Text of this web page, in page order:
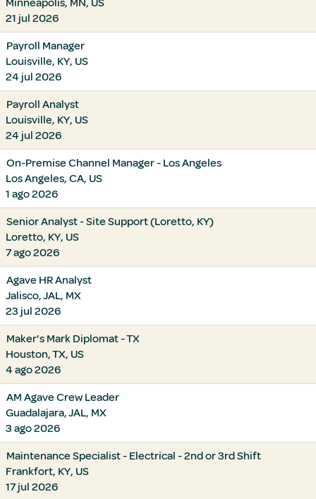
Minneapolis, MN, US
21 jul 2026
Payroll Manager
Louisville, KY, US
24 jul 2026
Payroll Analyst
Louisville, KY, US
24 jul 2026
On-Premise Channel Manager - Los Angeles
Los Angeles, CA, US
1 ago 2026
Senior Analyst - Site Support (Loretto, KY)
Loretto, KY, US
7 ago 2026
Agave HR Analyst
Jalisco, JAL, MX
23 jul 2026
Maker's Mark Diplomat - TX
Houston, TX, US
4 ago 2026
AM Agave Crew Leader
Guadalajara, JAL, MX
3 ago 2026
Maintenance Specialist - Electrical - 2nd or 3rd Shift
Frankfort, KY, US
17 jul 2026